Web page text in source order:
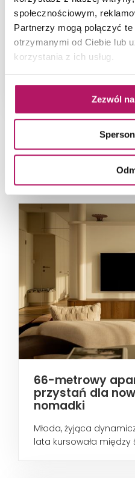
społecznościowym,
Partnerzy mogą połączyć
otrzymanymi od Ciebie lub
korzystania z ich usług.
Zezwól
528,40 PLN
ZOBACZ PRODUKT
Dostępność:na
NAJNOWSZE
66-metrowy
przystań dla
nomadki
Młoda, żyjąca
lata kursowała między